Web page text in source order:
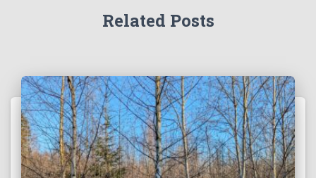
Related Posts